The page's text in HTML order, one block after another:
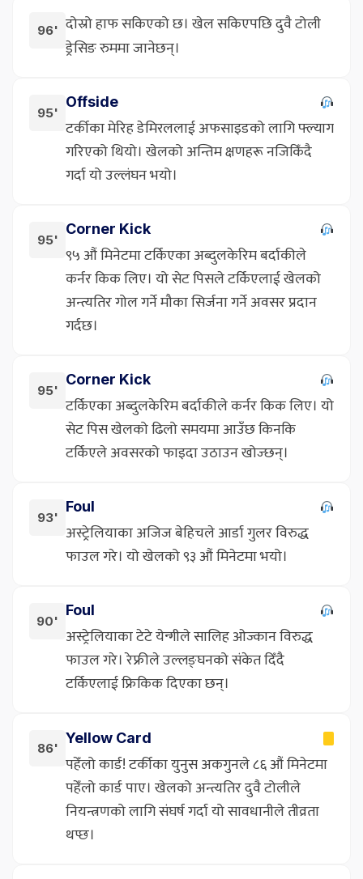
96' दोस्रो हाफ सकिएको छ। खेल सकिएपछि दुवै टोली
ड्रेसिङ रुममा जानेछन्।
95'
Offside
टर्कीका मेरिह डेमिरललाई अफसाइडको लागि फ्ल्याग
गरिएको थियो। खेलको अन्तिम क्षणहरू नजिकिँदै
गर्दा यो उल्लंघन भयो।
95'
Corner Kick
९५ औं मिनेटमा टर्किएका अब्दुलकेरिम बर्दाकीले
कर्नर किक लिए। यो सेट पिसले टर्किएलाई खेलको
अन्त्यतिर गोल गर्ने मौका सिर्जना गर्ने अवसर प्रदान
गर्दछ।
95'
Corner Kick
टर्किएका अब्दुलकेरिम बर्दाकीले कर्नर किक लिए। यो
सेट पिस खेलको ढिलो समयमा आउँछ किनकि
टर्किएले अवसरको फाइदा उठाउन खोज्छन्।
93'
Foul
अस्ट्रेलियाका अजिज बेहिचले आर्डा गुलर विरुद्ध
फाउल गरे। यो खेलको ९३ औं मिनेटमा भयो।
90'
Foul
अस्ट्रेलियाका टेटे येन्गीले सालिह ओज्कान विरुद्ध
फाउल गरे। रेफ्रीले उल्लङ्घनको संकेत दिँदै
टर्किएलाई फ्रिकिक दिएका छन्।
86'
Yellow Card
पहेँलो कार्ड! टर्कीका युनुस अकगुनले ८६ औं मिनेटमा
पहेँलो कार्ड पाए। खेलको अन्त्यतिर दुवै टोलीले
नियन्त्रणको लागि संघर्ष गर्दा यो सावधानीले तीव्रता
थप्छ।